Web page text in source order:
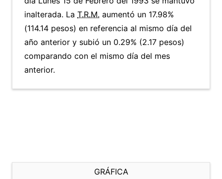
inalterada. La T.R.M. aumentó un 17.98%
(114.14 pesos) en referencia al mismo día del
año anterior y subió un 0.29% (2.17 pesos)
comparando con el mismo día del mes
anterior.
GRÁFICA